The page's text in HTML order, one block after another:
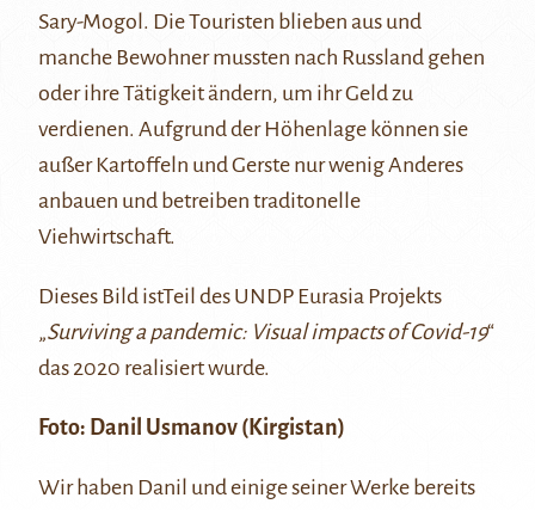
Sary-Mogol. Die Touristen blieben aus und
manche Bewohner mussten nach Russland gehen
oder ihre Tätigkeit ändern, um ihr Geld zu
verdienen. Aufgrund der Höhenlage können sie
außer Kartoffeln und Gerste nur wenig Anderes
anbauen und betreiben traditonelle
Viehwirtschaft.
Dieses Bild istTeil des UNDP Eurasia Projekts
„Surviving a pandemic: Visual impacts of Covid-19“
das 2020 realisiert wurde.
Foto: Danil Usmanov (Kirgistan)
Wir haben Danil und einige seiner Werke bereits